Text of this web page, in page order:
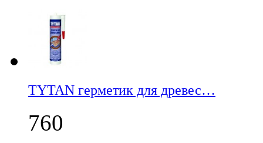
TYTAN герметик для древес…
760